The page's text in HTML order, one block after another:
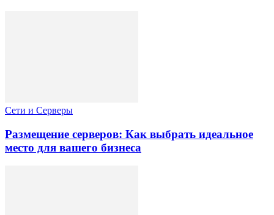
Сети и Серверы
Размещение серверов: Как выбрать идеальное
место для вашего бизнеса